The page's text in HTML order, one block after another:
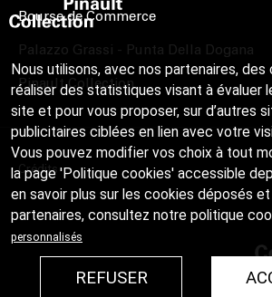
Bourse de Commerce
Palazzo Grassi - Punta Della Dogana
Pinault Collection
Crédits
Nous utilisons, avec nos partenaires,
réaliser des statistiques visant à évaluer
site et pour vous proposer, sur d’autres
publicitaires ciblées en lien avec votre
Vous pouvez modifier vos choix à tout
la page 'Politique cookies' accessible
en savoir plus sur les cookies déposés et
partenaires, consultez notre politique
personnalisés
REFUSER